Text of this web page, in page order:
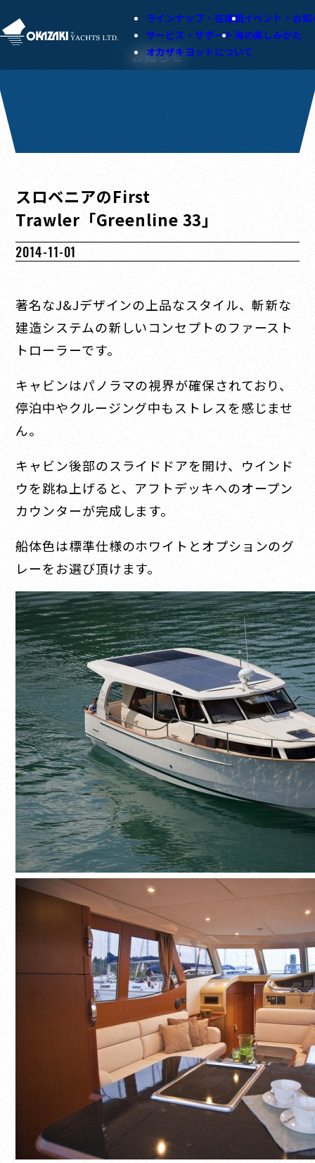
ラインナップ・在庫艇イベント・お知
サービス・サポート海の楽しみかた
オカザキヨットについて
お知らせ
スロベニアのFirst
Trawler「Greenline 33」
2014-11-01
著名なJ&Jデザインの上品なスタイル、斬新な
建造システムの新しいコンセプトのファースト
トローラーです。
キャビンはパノラマの視界が確保されており、
停泊中やクルージング中もストレスを感じませ
ん。
キャビン後部のスライドドアを開け、ウインド
ウを跳ね上げると、アフトデッキへのオープン
カウンターが完成します。
船体色は標準仕様のホワイトとオプションのグ
レーをお選び頂けます。